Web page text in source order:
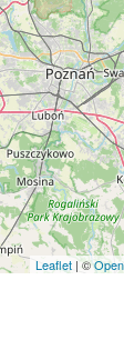
Leaflet |©